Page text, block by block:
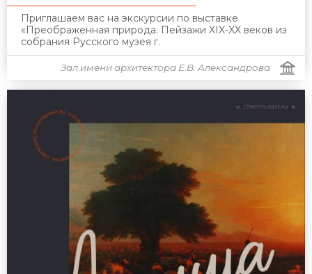
Приглашаем вас на экскурсии по выставке
«Преображенная природа. Пейзажи XIX-XX веков из
собрания Русского музея г.
Зал имени архитектора Е.В. Александрова